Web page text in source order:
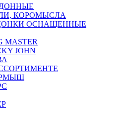
КОРОМЫСЛА
ОСНАЩЕННЫЕ
JOHN